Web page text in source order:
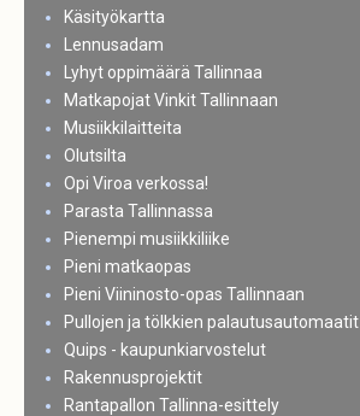
Käsityökartta
Lennusadam
Lyhyt oppimäärä Tallinnaa
Matkapojat Vinkit Tallinnaan
Musiikkilaitteita
Olutsilta
Opi Viroa verkossa!
Parasta Tallinnassa
Pienempi musiikkiliike
Pieni matkaopas
Pieni Viininosto-opas Tallinnaan
Pullojen ja tölkkien palautusautomaatit
Quips - kaupunkiarvostelut
Rakennusprojektit
Rantapallon Tallinna-esittely